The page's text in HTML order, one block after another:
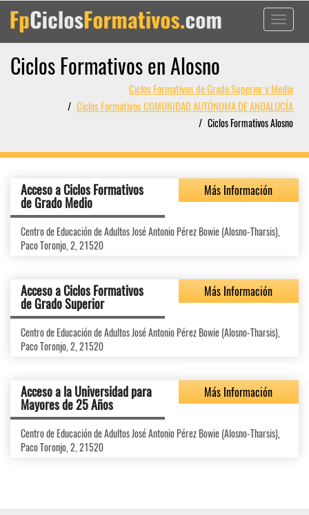
Toggle
Ciclos Formativos en Alosno
Ciclos Formativos de Grado Superior y Medio
Ciclos Formativos COMUNIDAD AUTÓNOMA DE ANDALUCÍA
Ciclos Formativos Alosno
Acceso a Ciclos Formativos
de Grado Medio
Más Información
Centro de Educación de Adultos José Antonio Pérez Bowie (Alosno-Tharsis),
Paco Toronjo, 2, 21520
Acceso a Ciclos Formativos
de Grado Superior
Más Información
Centro de Educación de Adultos José Antonio Pérez Bowie (Alosno-Tharsis),
Paco Toronjo, 2, 21520
Acceso a la Universidad para
Mayores de 25 Años
Más Información
Centro de Educación de Adultos José Antonio Pérez Bowie (Alosno-Tharsis),
Paco Toronjo, 2, 21520